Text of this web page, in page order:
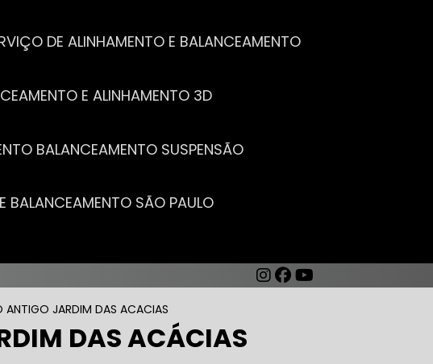
DE ALINHAMENTO E BALANCEAMENTO
E ALINHAMENTO 3D
BALANCEAMENTO SUSPENSÃO
E BALANCEAMENTO SÃO PAULO
JARDIM DAS ACACIAS
DAS ACÁCIAS